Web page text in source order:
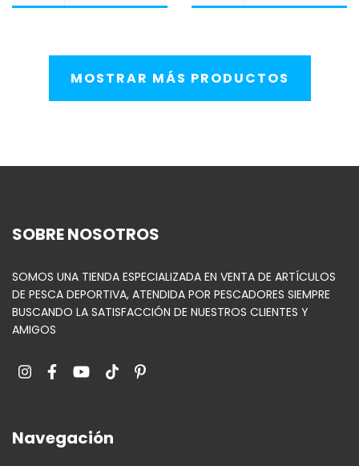
MOSTRAR MÁS PRODUCTOS
SOBRE NOSOTROS
SOMOS UNA TIENDA ESPECIALIZADA EN VENTA DE ARTÍCULOS
DE PESCA DEPORTIVA, ATENDIDA POR PESCADORES SIEMPRE
BUSCANDO LA SATISFACCIÓN DE NUESTROS CLIENTES Y
AMIGOS
Navegación